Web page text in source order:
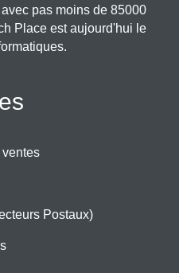
pas moins de 85000
Place est aujourd'hui le
Postaux)